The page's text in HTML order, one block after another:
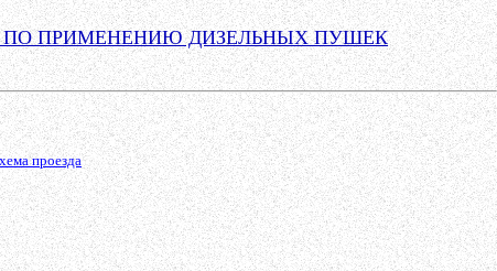
ПРИМЕНЕНИЮ ДИЗЕЛЬНЫХ ПУШЕК
проезда